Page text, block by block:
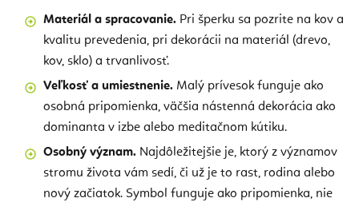
Materiál a spracovanie. Pri šperku sa pozrite na kov a
kvalitu prevedenia, pri dekorácii na materiál (drevo,
kov, sklo) a trvanlivosť.
Veľkosť a umiestnenie. Malý prívesok funguje ako
osobná pripomienka, väčšia nástenná dekorácia ako
dominanta v izbe alebo meditačnom kútiku.
Osobný význam. Najdôležitejšie je, ktorý z významov
stromu života vám sedí, či už je to rast, rodina alebo
nový začiatok. Symbol funguje ako pripomienka, nie